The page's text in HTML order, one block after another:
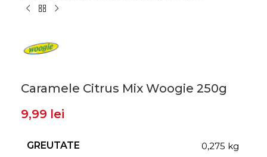
Caramele Citrus Mix Woogie 250g
9,99 lei
GREUTATE 0,275 kg